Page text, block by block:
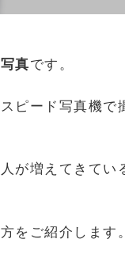
真です。
ピード写真機で
が増えてきてい
をご紹介します。